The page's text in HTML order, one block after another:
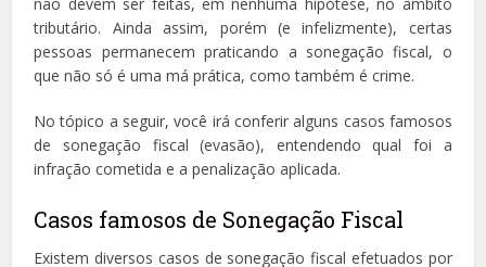
tributário. Ainda assim, porém (e infelizmente), certas
pessoas permanecem praticando a sonegação fiscal, o
que não só é uma má prática, como também é crime.
No tópico a seguir, você irá conferir alguns casos famosos
de sonegação fiscal (evasão), entendendo qual foi a
infração cometida e a penalização aplicada.
Casos famosos de Sonegação Fiscal
Existem diversos casos de sonegação fiscal efetuados por